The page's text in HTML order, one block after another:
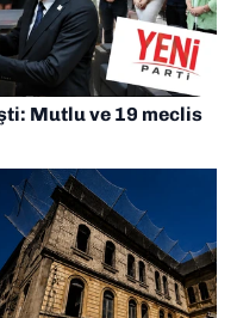
Mutlu ve 19 meclis